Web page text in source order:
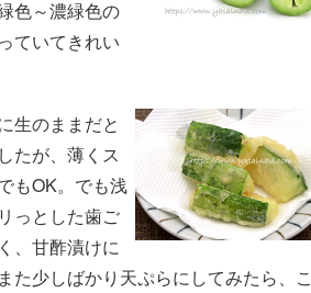
色～濃緑色の
ていてきれい
生のままだと
たが、薄くス
もOK。でも浅
っとした歯ご
、甘酢漬けに
た少しばかり天ぷらにしてみたら、こ